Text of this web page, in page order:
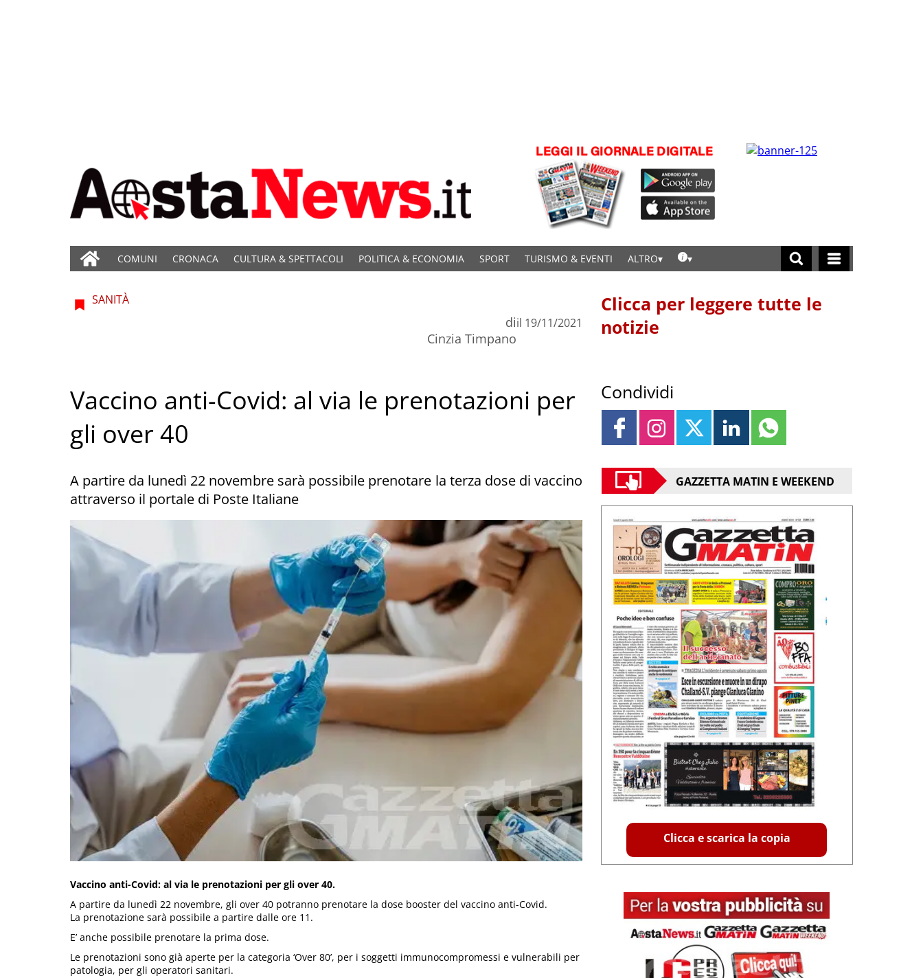
COMUNI CRONACA CULTURA & SPETTACOLI POLITICA & ECONOMIA SPORT TURISMO & EVENTI ALTRO
SANITÀ
di
Cinzia Timpano
il 19/11/2021
Vaccino anti-Covid: al via le prenotazioni per
gli over 40
A partire da lunedì 22 novembre sarà possibile prenotare la terza dose di vaccino
attraverso il portale di Poste Italiane
Vaccino anti-Covid: al via le prenotazioni per gli over 40.
A partire da lunedì 22 novembre, gli over 40 potranno prenotare la dose booster del vaccino anti-Covid.
La prenotazione sarà possibile a partire dalle ore 11.
E’ anche possibile prenotare la prima dose.
Le prenotazioni sono già aperte per la categoria ‘Over 80’, per i soggetti immunocompromessi e vulnerabili per
patologia, per gli operatori sanitari.
Clicca per leggere tutte le
notizie
Condividi
GAZZETTA MATIN E WEEKEND
Clicca e scarica la copia